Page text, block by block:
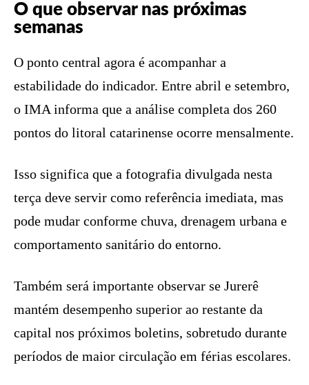
O que observar nas próximas
semanas
O ponto central agora é acompanhar a
estabilidade do indicador. Entre abril e setembro,
o IMA informa que a análise completa dos 260
pontos do litoral catarinense ocorre mensalmente.
Isso significa que a fotografia divulgada nesta
terça deve servir como referência imediata, mas
pode mudar conforme chuva, drenagem urbana e
comportamento sanitário do entorno.
Também será importante observar se Jurerê
mantém desempenho superior ao restante da
capital nos próximos boletins, sobretudo durante
períodos de maior circulação em férias escolares.